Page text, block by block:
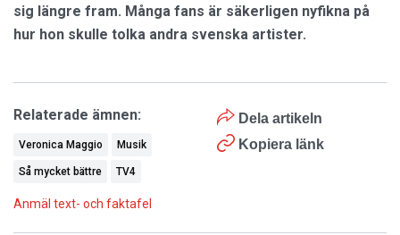
sig längre fram. Många fans är säkerligen nyfikna på
hur hon skulle tolka andra svenska artister.
Dela artikeln
Kopiera länk
Relaterade ämnen:
Veronica Maggio Musik
Så mycket bättre TV4
Anmäl text- och faktafel